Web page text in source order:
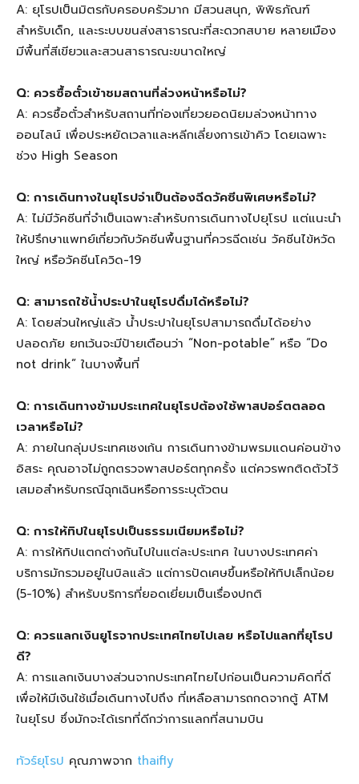
A: ยุโรปเป็นมิตรกับครอบครัวมาก มีสวนสนุก, พิพิธภัณฑ์
สำหรับเด็ก, และระบบขนส่งสาธารณะที่สะดวกสบาย หลายเมือง
มีพื้นที่สีเขียวและสวนสาธารณะขนาดใหญ่
Q: ควรซื้อตั๋วเข้าชมสถานที่ล่วงหน้าหรือไม่?
A: ควรซื้อตั๋วสำหรับสถานที่ท่องเที่ยวยอดนิยมล่วงหน้าทาง
ออนไลน์ เพื่อประหยัดเวลาและหลีกเลี่ยงการเข้าคิว โดยเฉพาะ
ช่วง High Season
Q: การเดินทางในยุโรปจำเป็นต้องฉีดวัคซีนพิเศษหรือไม่?
A: ไม่มีวัคซีนที่จำเป็นเฉพาะสำหรับการเดินทางไปยุโรป แต่แนะนำ
ให้ปรึกษาแพทย์เกี่ยวกับวัคซีนพื้นฐานที่ควรฉีดเช่น วัคซีนไข้หวัด
ใหญ่ หรือวัคซีนโควิด-19
Q: สามารถใช้น้ำประปาในยุโรปดื่มได้หรือไม่?
A: โดยส่วนใหญ่แล้ว น้ำประปาในยุโรปสามารถดื่มได้อย่าง
ปลอดภัย ยกเว้นจะมีป้ายเตือนว่า “Non-potable” หรือ “Do
not drink” ในบางพื้นที่
Q: การเดินทางข้ามประเทศในยุโรปต้องใช้พาสปอร์ตตลอด
เวลาหรือไม่?
A: ภายในกลุ่มประเทศเชงเก้น การเดินทางข้ามพรมแดนค่อนข้าง
อิสระ คุณอาจไม่ถูกตรวจพาสปอร์ตทุกครั้ง แต่ควรพกติดตัวไว้
เสมอสำหรับกรณีฉุกเฉินหรือการระบุตัวตน
Q: การให้ทิปในยุโรปเป็นธรรมเนียมหรือไม่?
A: การให้ทิปแตกต่างกันไปในแต่ละประเทศ ในบางประเทศค่า
บริการมักรวมอยู่ในบิลแล้ว แต่การปัดเศษขึ้นหรือให้ทิปเล็กน้อย
(5-10%) สำหรับบริการที่ยอดเยี่ยมเป็นเรื่องปกติ
Q: ควรแลกเงินยูโรจากประเทศไทยไปเลย หรือไปแลกที่ยุโรป
ดี?
A: การแลกเงินบางส่วนจากประเทศไทยไปก่อนเป็นความคิดที่ดี
เพื่อให้มีเงินใช้เมื่อเดินทางไปถึง ที่เหลือสามารถกดจากตู้ ATM
ในยุโรป ซึ่งมักจะได้เรทที่ดีกว่าการแลกที่สนามบิน
ทัวร์ยุโรป คุณภาพจาก thaifly